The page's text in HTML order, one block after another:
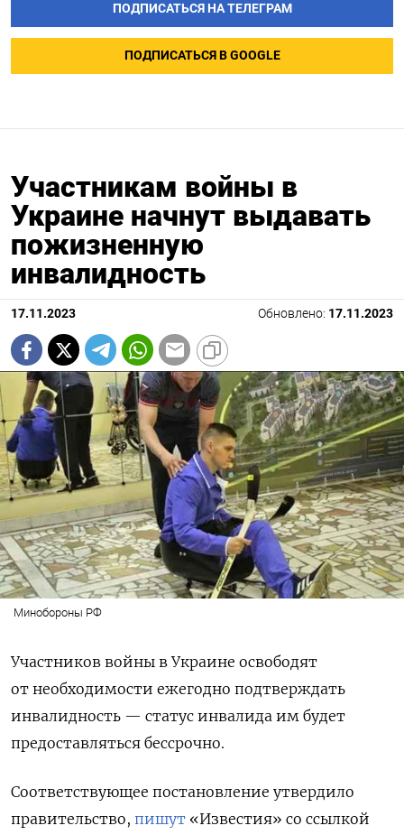
ПОДПИСАТЬСЯ НА ТЕЛЕГРАМ
ПОДПИСАТЬСЯ В GOOGLE
Участникам войны в
Украине начнут выдавать
пожизненную
инвалидность
17.11.2023 Обновлено: 17.11.2023
Минобороны РФ
Участников войны в Украине освободят
от необходимости ежегодно подтверждать
инвалидность — статус инвалида им будет
предоставляться бессрочно.
Соответствующее постановление утвердило
правительство, пишут «Известия» со ссылкой